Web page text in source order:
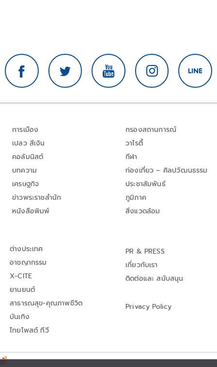
การเมือง
เปลว สีเงิน
คอลัมนิสต์
บทความ
เศรษฐกิจ
ข่าวพระราชสำนัก
หนังสือพิมพ์
กรองสถานการณ์
วาไรตี้
กีฬา
ท่องเที่ยว – ศิลปวัฒนธรรม
ประชาสัมพันธ์
ภูมิภาค
สิ่งแวดล้อม
ต่างประเทศ
อาชญากรรม
X-CITE
ยานยนต์
สาธารณสุข-คุณภาพชีวิต
บันเทิง
ไทยโพสต์ ทีวี
PR & PRESS
เกี่ยวกับเรา
ติดต่อและ สนับสนุน
Privacy Policy